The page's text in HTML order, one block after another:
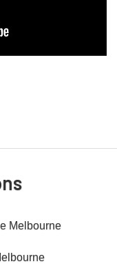
Melbourne